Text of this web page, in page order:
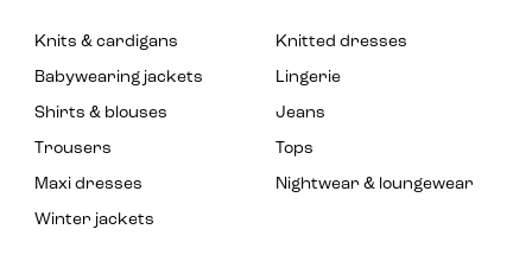
Knits & cardigans
Knitted dresses
Babywearing jackets
Lingerie
Shirts & blouses
Jeans
Trousers
Tops
Maxi dresses
Nightwear & loungewear
Winter jackets